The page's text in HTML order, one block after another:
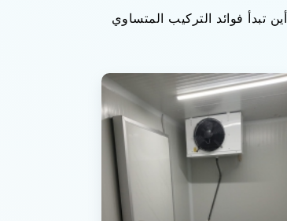
أين تبدأ فوائد التركيب المتساوي